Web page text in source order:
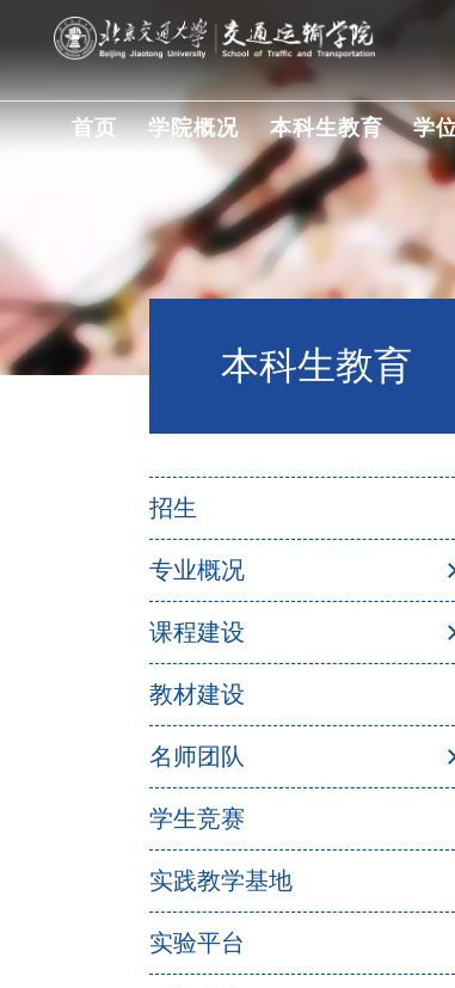
首页 学院概况 本科生教育 学
本科生教育
招生
专业概况
课程建设
教材建设
名师团队
学生竞赛
实践教学基地
实验平台